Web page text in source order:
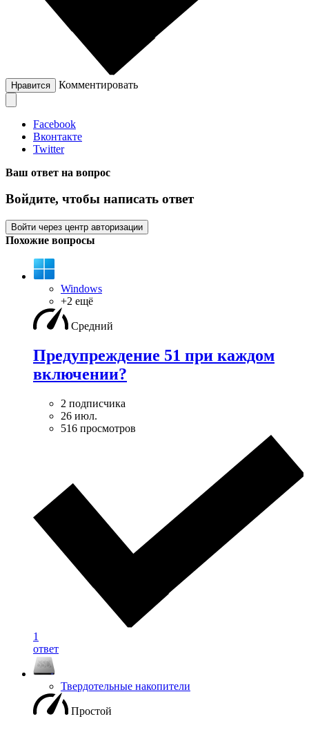
Нравится Комментировать
Facebook
Вконтакте
Twitter
Ваш ответ на вопрос
Войдите, чтобы написать ответ
Войти через центр авторизации
Похожие вопросы
Windows
+2 ещё
Средний
Предупреждение 51 при каждом
включении?
2 подписчика
26 июл.
516 просмотров
1
ответ
Твердотельные накопители
Простой